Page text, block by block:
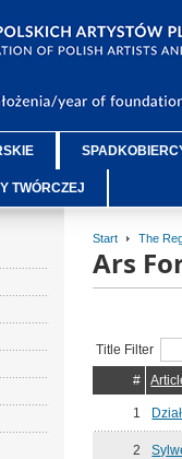
TWÓRCZEJ
Start The
Ars
Title Filter
#
1
2